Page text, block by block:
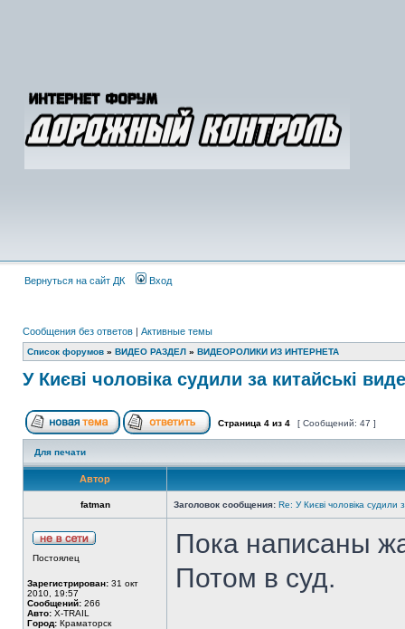
Вернуться на сайт ДК Вход
Сообщения без ответов | Активные темы
Список форумов » ВИДЕО РАЗДЕЛ » ВИДЕОРОЛИКИ ИЗ ИНТЕРНЕТА
У Києві чоловіка судили за китайські
Страница 4 из 4 [ Сообщений: 47 ]
Для печати
Автор
fatman Заголовок сообщения: Re: У Києві чоловіка судили
Постоялец
Зарегистрирован: 31 окт
2010, 19:57
Сообщений: 266
Авто: X-TRAIL
Город: Краматорск
Пока написаны
Потом в суд.